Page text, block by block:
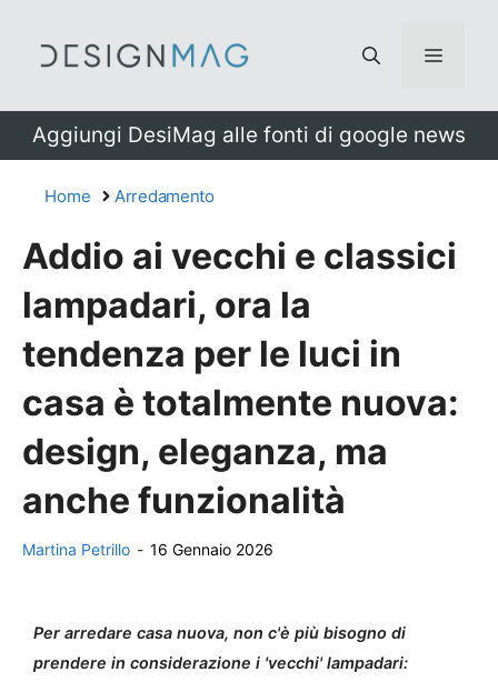
Menu
Aggiungi DesiMag alle fonti di google news
Home Arredamento
Addio ai vecchi e classici
lampadari, ora la
tendenza per le luci in
casa è totalmente nuova:
design, eleganza, ma
anche funzionalità
Martina Petrillo - 16 Gennaio 2026
Per arredare casa nuova, non c'è più bisogno di
prendere in considerazione i 'vecchi' lampadari: